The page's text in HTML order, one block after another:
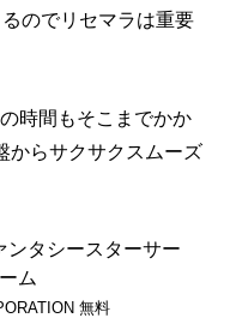
のでリセマラは重要
時間もそこまでかか
からサクサクスムーズ
ンタシースターサー
ム
無料